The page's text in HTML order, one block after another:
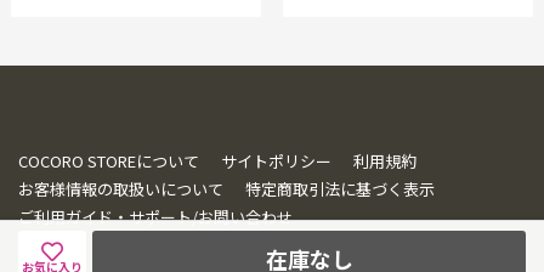
在庫なし
お気に入り
COCORO STOREについて サイトポリシー
利用規約
お客様情報の取扱いについて
特定商取引法に基づく表示
ご利用ガイド・サポート/お問い合わせ